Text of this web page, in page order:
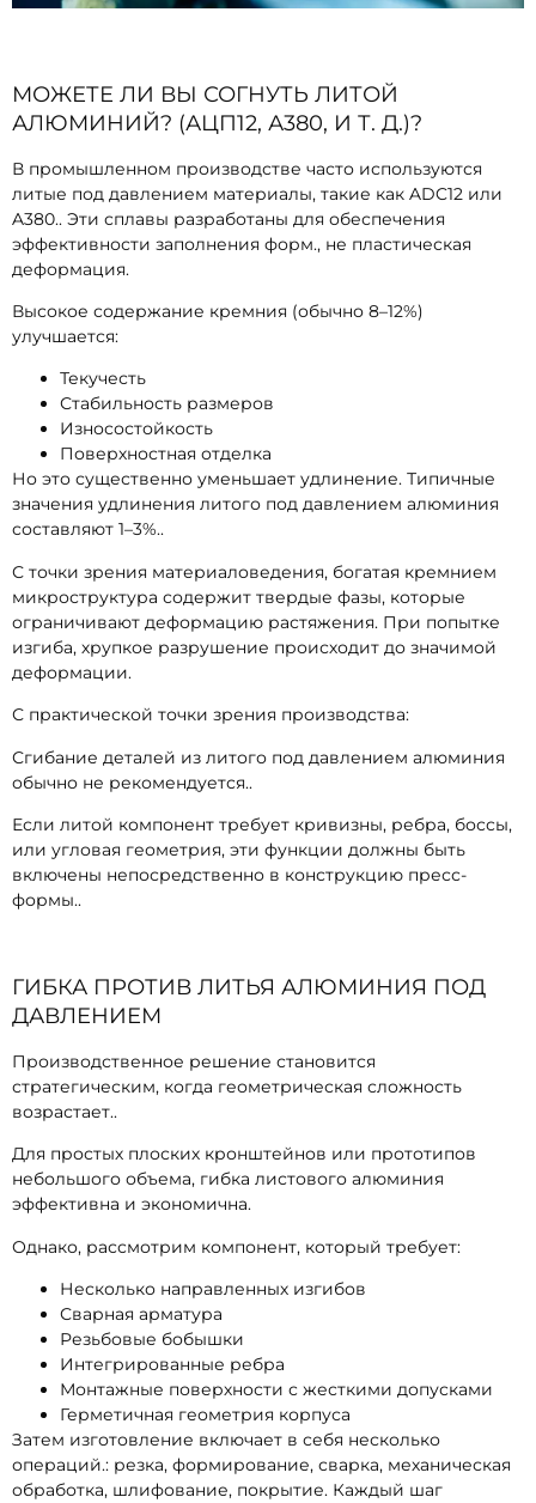
МОЖЕТЕ ЛИ ВЫ СОГНУТЬ ЛИТОЙ
АЛЮМИНИЙ? (АЦП12, А380, И Т. Д.)?
В промышленном производстве часто используются
литые под давлением материалы, такие как ADC12 или
A380.. Эти сплавы разработаны для обеспечения
эффективности заполнения форм., не пластическая
деформация.
Высокое содержание кремния (обычно 8–12%)
улучшается:
Текучесть
Стабильность размеров
Износостойкость
Поверхностная отделка
Но это существенно уменьшает удлинение. Типичные
значения удлинения литого под давлением алюминия
составляют 1–3%..
С точки зрения материаловедения, богатая кремнием
микроструктура содержит твердые фазы, которые
ограничивают деформацию растяжения. При попытке
изгиба, хрупкое разрушение происходит до значимой
деформации.
С практической точки зрения производства:
Сгибание деталей из литого под давлением алюминия
обычно не рекомендуется..
Если литой компонент требует кривизны, ребра, боссы,
или угловая геометрия, эти функции должны быть
включены непосредственно в конструкцию пресс-
формы..
ГИБКА ПРОТИВ ЛИТЬЯ АЛЮМИНИЯ ПОД
ДАВЛЕНИЕМ
Производственное решение становится
стратегическим, когда геометрическая сложность
возрастает..
Для простых плоских кронштейнов или прототипов
небольшого объема, гибка листового алюминия
эффективна и экономична.
Однако, рассмотрим компонент, который требует:
Несколько направленных изгибов
Сварная арматура
Резьбовые бобышки
Интегрированные ребра
Монтажные поверхности с жесткими допусками
Герметичная геометрия корпуса
Затем изготовление включает в себя несколько
операций.: резка, формирование, сварка, механическая
обработка, шлифование, покрытие. Каждый шаг